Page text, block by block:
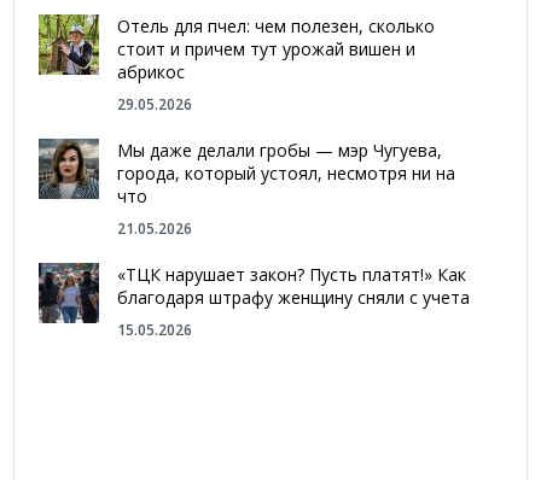
Отель для пчел: чем полезен, сколько
стоит и причем тут урожай вишен и
абрикос
29.05.2026
Мы даже делали гробы — мэр Чугуева,
города, который устоял, несмотря ни на
что
21.05.2026
«ТЦК нарушает закон? Пусть платят!» Как
благодаря штрафу женщину сняли с учета
15.05.2026